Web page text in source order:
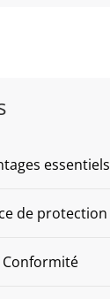
essentiels
de protection
Conformité